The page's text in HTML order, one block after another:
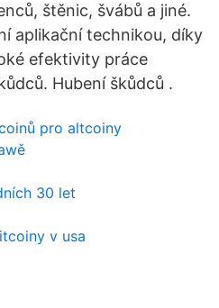
štěnic, švábů a jiné.
aplikační technikou, díky
efektivity práce
Hubení škůdců .
pro altcoiny
30 let
v usa